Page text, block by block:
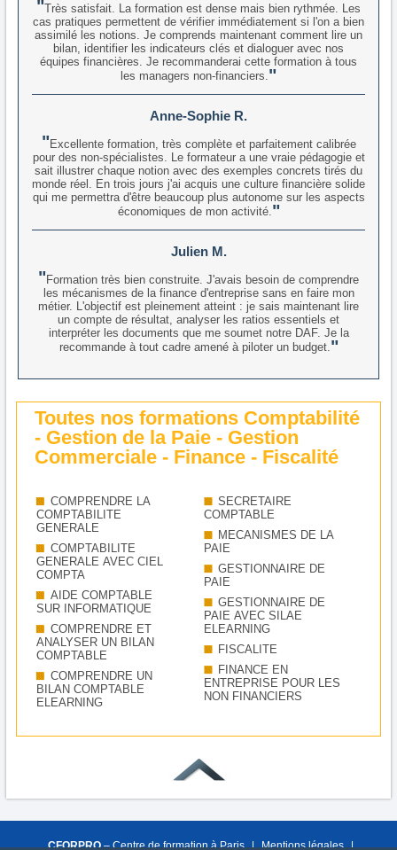
Très satisfait. La formation est dense mais bien rythmée. Les
cas pratiques permettent de vérifier immédiatement si l'on a bien
assimilé les notions. Je comprends maintenant comment lire un
bilan, identifier les indicateurs clés et dialoguer avec nos
équipes financières. Je recommanderai cette formation à tous
les managers non-financiers.
Anne-Sophie R.
Excellente formation, très complète et parfaitement calibrée
pour des non-spécialistes. Le formateur a une vraie pédagogie et
sait illustrer chaque notion avec des exemples concrets tirés du
monde réel. En trois jours j'ai acquis une culture financière solide
qui me permettra d'être beaucoup plus autonome sur les aspects
économiques de mon activité.
Julien M.
Formation très bien construite. J'avais besoin de comprendre
les mécanismes de la finance d'entreprise sans en faire mon
métier. L'objectif est pleinement atteint : je sais maintenant lire
un compte de résultat, analyser les ratios essentiels et
interpréter les documents que me soumet notre DAF. Je la
recommande à tout cadre amené à piloter un budget.
Toutes nos formations Comptabilité
- Gestion de la Paie - Gestion
Commerciale - Finance - Fiscalité
COMPRENDRE LA
COMPTABILITE
GENERALE
COMPTABILITE
GENERALE AVEC CIEL
COMPTA
AIDE COMPTABLE
SUR INFORMATIQUE
COMPRENDRE ET
ANALYSER UN BILAN
COMPTABLE
COMPRENDRE UN
BILAN COMPTABLE
ELEARNING
SECRETAIRE
COMPTABLE
MECANISMES DE LA
PAIE
GESTIONNAIRE DE
PAIE
GESTIONNAIRE DE
PAIE AVEC SILAE
ELEARNING
FISCALITE
FINANCE EN
ENTREPRISE POUR LES
NON FINANCIERS
CFORPRO– Centre de formation à Paris | Mentions légales |